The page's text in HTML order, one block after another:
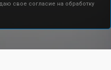
свое согласие на обработку